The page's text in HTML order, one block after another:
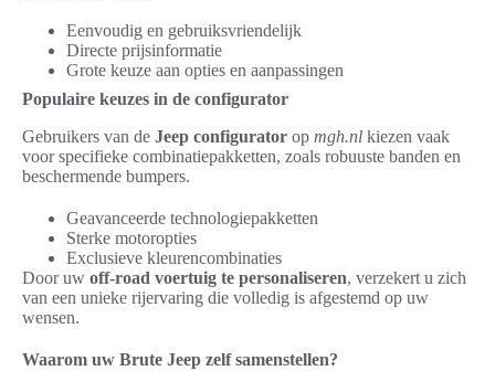
Eenvoudig en gebruiksvriendelijk
Directe prijsinformatie
Grote keuze aan opties en aanpassingen
Populaire keuzes in de configurator
Gebruikers van de Jeep configurator op mgh.nl kiezen vaak
voor specifieke combinatiepakketten, zoals robuuste banden en
beschermende bumpers.
Geavanceerde technologiepakketten
Sterke motoropties
Exclusieve kleurencombinaties
Door uw off-road voertuig te personaliseren, verzekert u zich
van een unieke rijervaring die volledig is afgestemd op uw
wensen.
Waarom uw Brute Jeep zelf samenstellen?